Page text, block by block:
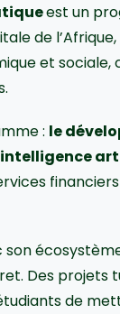
est un
de
et
: le
son
Des projets
de